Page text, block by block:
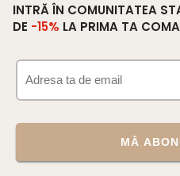
INTRĂ ÎN COMUNITATEA
DE -15% LA PRIMA TA
MĂ